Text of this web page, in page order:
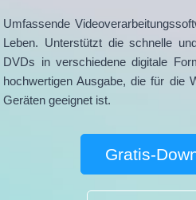
Umfassende
Leben. Unterstützt die schnelle
DVDs in verschiedene digitale
hochwertigen Ausgabe, die für die
Geräten geeignet ist.
Gratis-